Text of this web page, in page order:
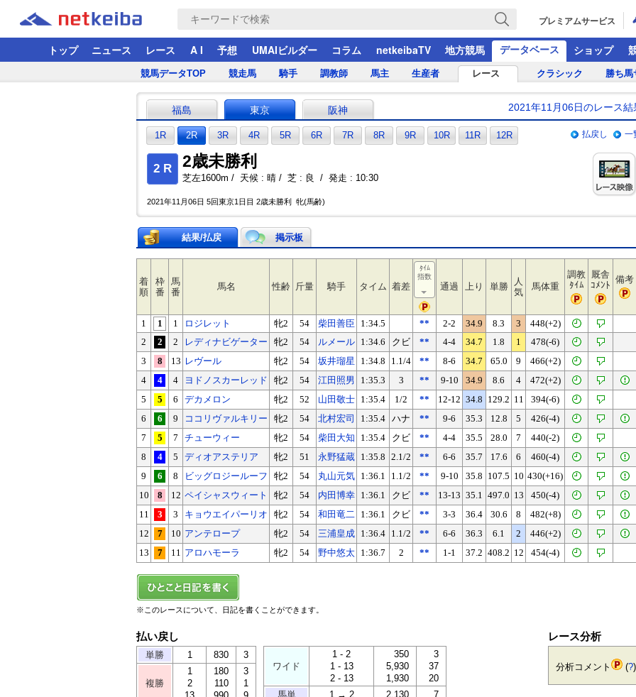
プレミアムサービス
トップ ニュース レース A I 予想 UMAIビルダー コラム netkeibaTV 地方競馬 データベース ショップ
競馬データTOP 競走馬 騎手 調教師 馬主 生産者 レース クラシック 勝ち馬
福島 東京 阪神 2021年11月06日のレース結
1R 2R 3R 4R 5R 6R 7R 8R 9R 10R 11R 12R 一
払戻し
2 R 2歳未勝利
芝左1600m / 天候 : 晴 / 芝 : 良 / 発走 : 10:30
2021年11月06日 5回東京1日目 2歳未勝利 牝(馬齢)
結果/払戻 掲示板
着
順
枠
番
馬
番
馬名 性齢 斤量 騎手 タイム 着差
ﾀｲﾑ
指数
通過 上り 単勝
人
気
馬体重
調教
ﾀｲﾑ
厩舎
ｺﾒﾝﾄ
備考
1 1 1 ロジレット 牝2 54 柴田善臣 1:34.5 ** 2-2 34.9 8.3 3
448(+2)
2
2 2 レディナビゲーター 牝2 54 ルメール 1:34.6 クビ ** 4-4 34.7 1.8 1
478(-6)
3
8 13 レヴール 牝2 54 坂井瑠星 1:34.8 1.1/4 ** 8-6 34.7 65.0 9
466(+2)
4
4 4 ヨドノスカーレッド 牝2 54 江田照男 1:35.3 3 ** 9-10 34.9 8.6 4
472(+2)
5
5 6 デカメロン 牝2 52 山田敬士 1:35.4 1/2 ** 12-12 34.8 129.2 11
394(-6)
6
6 9 ココリヴァルキリー 牝2 54 北村宏司 1:35.4 ハナ ** 9-6 35.3 12.8 5
426(-4)
7
5 7 チューウィー 牝2 54 柴田大知 1:35.4 クビ ** 4-4 35.5 28.0 7
440(-2)
8
4 5 ディオアステリア 牝2 51 永野猛蔵 1:35.8 2.1/2 ** 6-6 35.7 17.6 6
460(-4)
9
6 8 ビッグロジールーフ 牝2 54 丸山元気 1:36.1 1.1/2 ** 9-10 35.8 107.5 10 430(+16)
10
8 12 ペイシャスウィート 牝2 54 内田博幸 1:36.1 クビ ** 13-13 35.1 497.0 13
450(-4)
11
3 3 キョウエイパーリオ 牝2 54 和田竜二 1:36.1 クビ ** 3-3 36.4 30.6 8
482(+8)
12
7 10 アンテロープ 牝2 54 三浦皇成 1:36.4 1.1/2 ** 6-6 36.3 6.1 2
446(+2)
13
7 11 アロハモーラ 牝2 54 野中悠太 1:36.7 2 ** 1-1 37.2 408.2 12 454(-4)
※このレースについて、日記を書くことができます。
払い戻し
単勝 1 830 3
複勝
1
2
180
110
3
1
ワイド
1 - 2
1 - 13
2 - 13
350
5,930
1,930
3
37
20
馬単
1 → 2 2,130
7
レース分析
分析コメント (?)